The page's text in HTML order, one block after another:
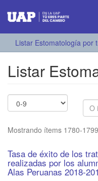
Listar Estomatología por
Listar
Mostrando ítems 1780-
Tasa de éxito de los
realizadas por los
Alas Peruanas 2018-